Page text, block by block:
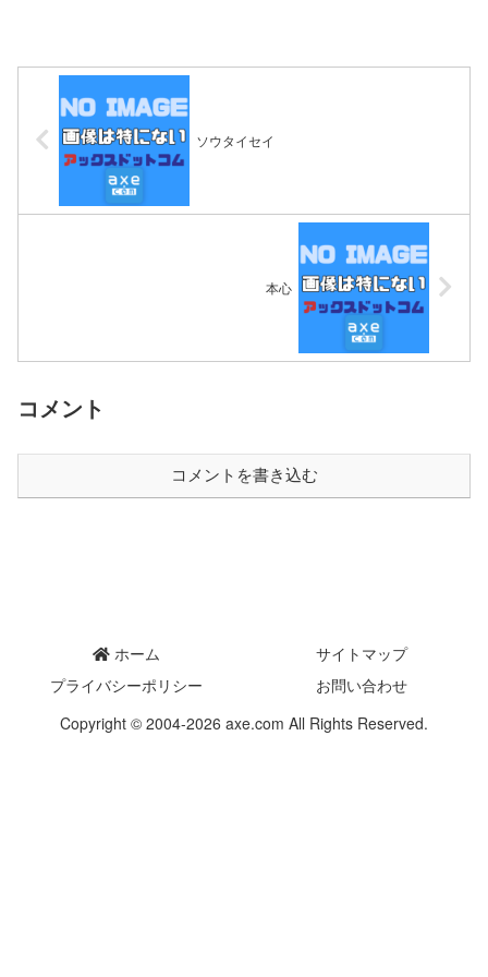
ソウタイセイ
本心
コメント
コメントを書き込む
ホーム
サイトマップ
プライバシーポリシー
お問い合わせ
Copyright © 2004-2026 axe.com All Rights Reserved.